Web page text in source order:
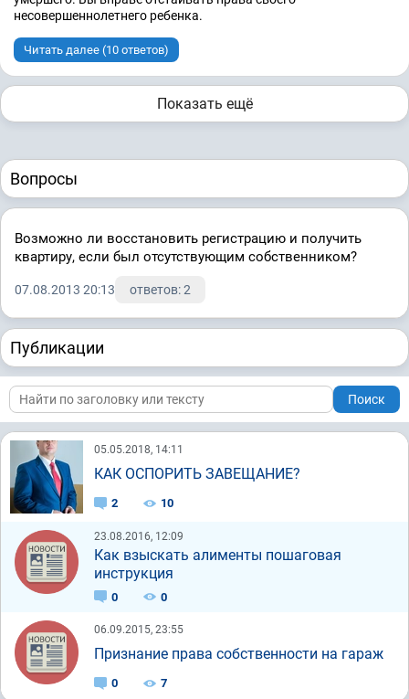
несовершеннолетнего ребенка.
Читать далее (10 ответов)
Показать ещё
Вопросы
Возможно ли восстановить регистрацию и получить
квартиру, если был отсутствующим собственником?
07.08.2013 20:13 ответов: 2
Публикации
Поиск
05.05.2018, 14:11
КАК ОСПОРИТЬ ЗАВЕЩАНИЕ?
2 10
23.08.2016, 12:09
Как взыскать алименты пошаговая
инструкция
0 0
06.09.2015, 23:55
Признание права собственности на гараж
0 7